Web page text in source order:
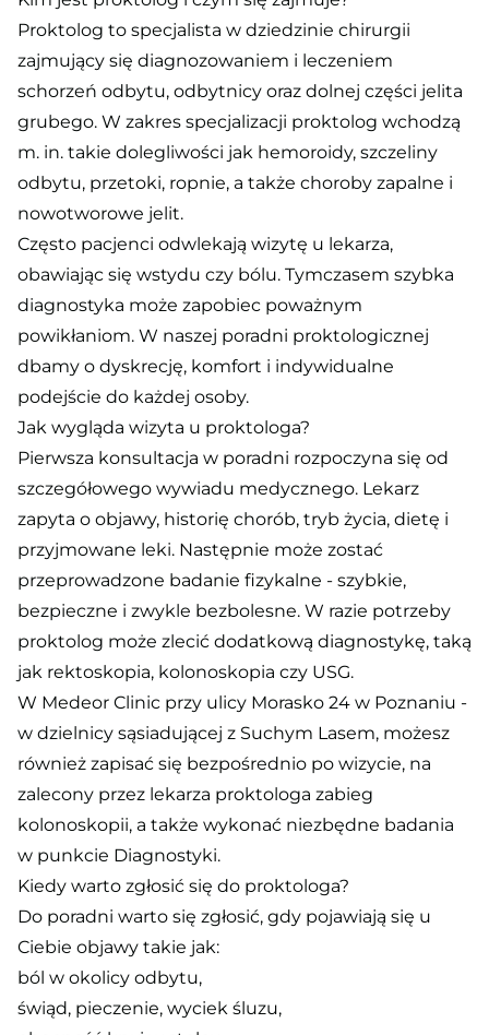
Proktolog to specjalista w dziedzinie chirurgii
zajmujący się diagnozowaniem i leczeniem
schorzeń odbytu, odbytnicy oraz dolnej części jelita
grubego. W zakres specjalizacji proktolog wchodzą
m. in. takie dolegliwości jak hemoroidy, szczeliny
odbytu, przetoki, ropnie, a także choroby zapalne i
nowotworowe jelit.
Często pacjenci odwlekają wizytę u lekarza,
obawiając się wstydu czy bólu. Tymczasem szybka
diagnostyka może zapobiec poważnym
powikłaniom. W naszej poradni proktologicznej
dbamy o dyskrecję, komfort i indywidualne
podejście do każdej osoby.
Jak wygląda wizyta u proktologa?
Pierwsza konsultacja w poradni rozpoczyna się od
szczegółowego wywiadu medycznego. Lekarz
zapyta o objawy, historię chorób, tryb życia, dietę i
przyjmowane leki. Następnie może zostać
przeprowadzone badanie fizykalne - szybkie,
bezpieczne i zwykle bezbolesne. W razie potrzeby
proktolog może zlecić dodatkową diagnostykę, taką
jak rektoskopia, kolonoskopia czy USG.
W Medeor Clinic przy ulicy Morasko 24 w Poznaniu -
w dzielnicy sąsiadującej z Suchym Lasem, możesz
również zapisać się bezpośrednio po wizycie, na
zalecony przez lekarza proktologa zabieg
kolonoskopii, a także wykonać niezbędne badania
w punkcie Diagnostyki.
Kiedy warto zgłosić się do proktologa?
Do poradni warto się zgłosić, gdy pojawiają się u
Ciebie objawy takie jak:
ból w okolicy odbytu,
świąd, pieczenie, wyciek śluzu,